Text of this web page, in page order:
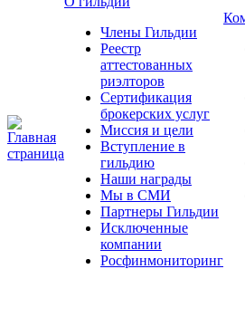
Члены Гильдии
Реестр
аттестованных
риэлторов
Сертификация
брокерских услуг
Миссия и цели
Вступление в
гильдию
Наши награды
Мы в СМИ
Партнеры Гильдии
Исключенные
компании
Росфинмониторинг